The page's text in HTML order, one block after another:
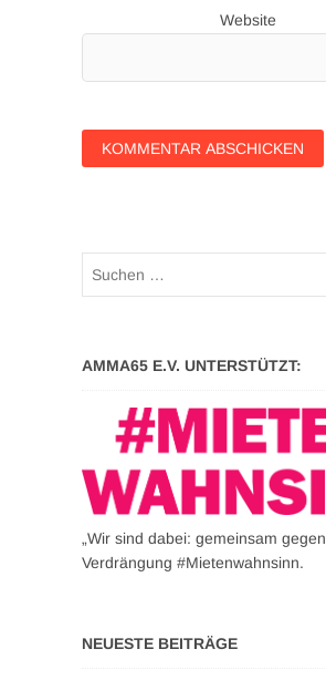
Website
AMMA65 E.V. UNTERSTÜTZT:
„Wir sind dabei: gemeinsam gegen
Verdrängung #Mietenwahnsinn.
NEUESTE BEITRÄGE